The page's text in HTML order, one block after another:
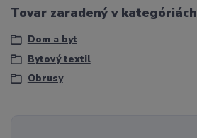
Tovar zaradený v kategóriách
Dom a byt
Bytový textil
Obrusy